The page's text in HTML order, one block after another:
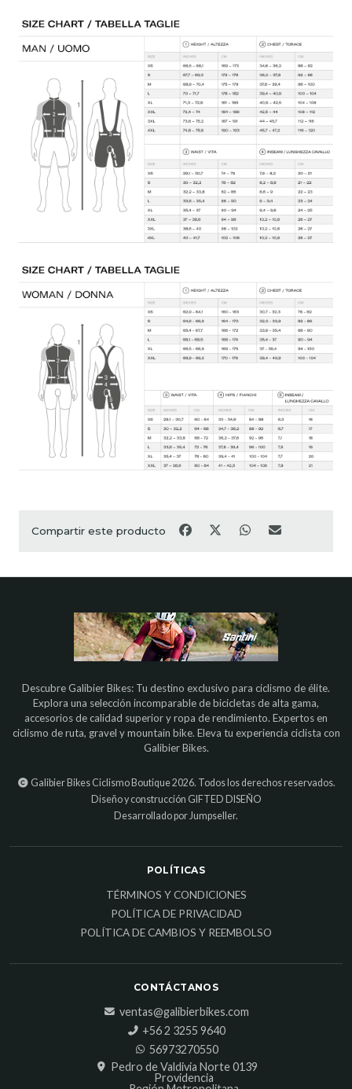
Compartir este producto
Descubre Galibier Bikes: Tu destino exclusivo para ciclismo de élite.
Explora una selección incomparable de bicicletas de alta gama,
accesorios de calidad superior y ropa de rendimiento. Expertos en
ciclismo de ruta, gravel y mountain bike. Eleva tu experiencia ciclista con
Galibier Bikes.
Galibier Bikes Ciclismo Boutique 2026. Todos los derechos reservados.
Diseño y construcción GIFTED DISEÑO
Desarrollado por Jumpseller.
POLÍTICAS
TÉRMINOS Y CONDICIONES
POLÍTICA DE PRIVACIDAD
POLÍTICA DE CAMBIOS Y REEMBOLSO
CONTÁCTANOS
ventas@galibierbikes.com
‎+56 2 3255 9640
56973270550
Pedro de Valdivia Norte 0139
Providencia